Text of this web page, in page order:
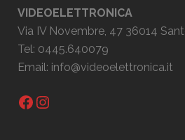
VIDEOELETTRONICA
Via IV Novembre, 47 36014
Tel: 0445.640079
Email: info@videoelettronica.it
Facebook
Instagram